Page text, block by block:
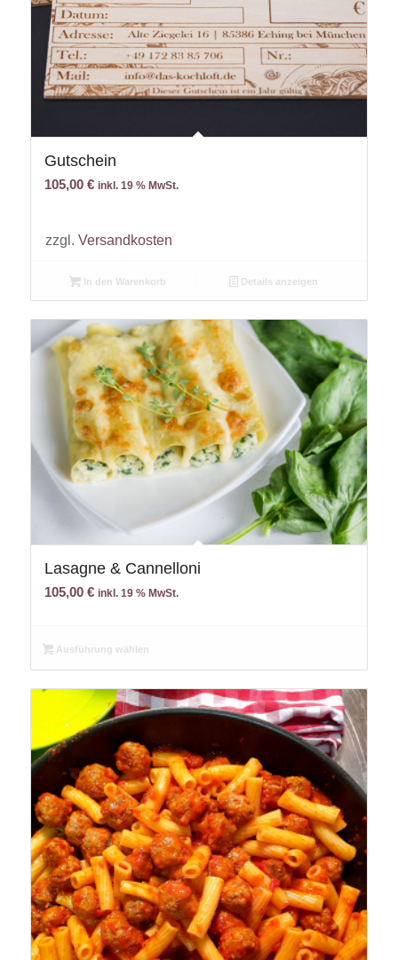
Gutschein
105,00 € inkl. 19 % MwSt.
zzgl. Versandkosten
In den Warenkorb Details anzeigen
Lasagne & Cannelloni
105,00 € inkl. 19 % MwSt.
Ausführung wählen